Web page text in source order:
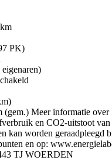
PK)
(gem.) Meer informatie over
en CO2-uitstoot
kan worden geraadpleegd
en op:
TJ WOERDEN